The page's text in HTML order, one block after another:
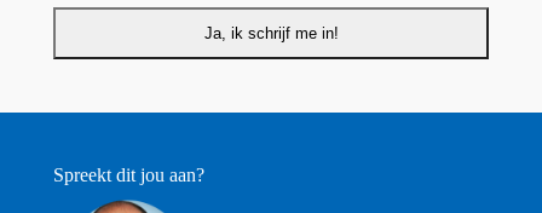
Spreekt dit jou aan?